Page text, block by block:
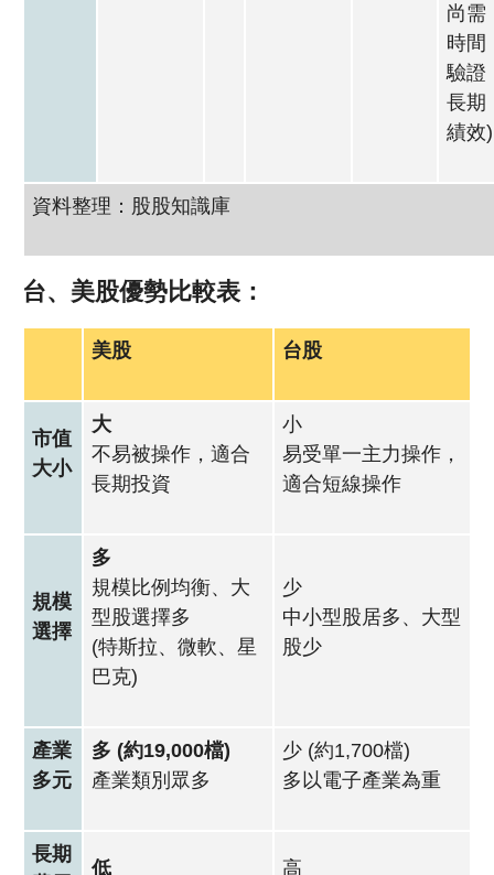
尚需
時間
驗證
長期
績效)
資料整理：股股知識庫
台、美股優勢比較表：
美股 台股
市值
大小
大
不易被操作，適合
長期投資
小
易受單一主力操作，
適合短線操作
規模
選擇
多
規模比例均衡、大
型股選擇多
(特斯拉、微軟、星
巴克)
少
中小型股居多、大型
股少
產業
多元
多 (約19,000檔)
產業類別眾多
少 (約1,700檔)
多以電子產業為重
長期
低 高